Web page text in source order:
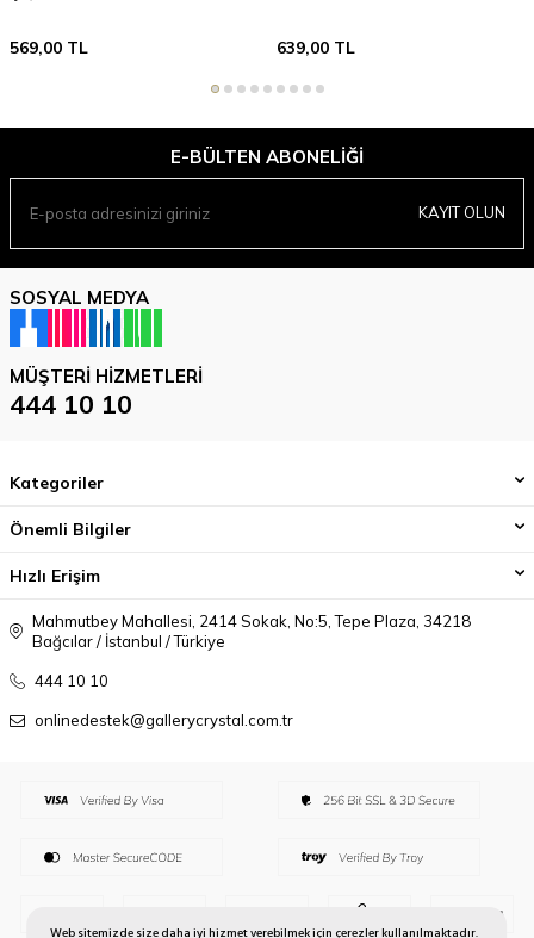
Web sitemizde size daha iyi hizmet verebilmek için çerezler kullanılmaktadır.
569,00 TL 639,00TL
E-BÜLTEN ABONELIĞI
KAYIT OLUN
SOSYAL MEDYA
MÜŞTERI HIZMETLERI
444 10 10
Kategoriler
Önemli Bilgiler
Hızlı Erişim
Mahmutbey Mahallesi, 2414 Sokak, No:5, Tepe Plaza, 34218
Bağcılar / İstanbul / Türkiye
444 10 10
onlinedestek@gallerycrystal.com.tr